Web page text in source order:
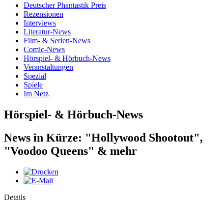
Deutscher Phantastik Preis
Rezensionen
Interviews
Literatur-News
Film- & Serien-News
Comic-News
Hörspiel- & Hörbuch-News
Veranstaltungen
Spezial
Spiele
Im Netz
Hörspiel- & Hörbuch-News
News in Kürze: "Hollywood Shootout",
"Voodoo Queens" & mehr
Details